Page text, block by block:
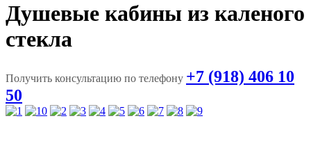
Душевые кабины из каленого
стекла
Получить консультацию по телефону +7 (918) 406 10
50